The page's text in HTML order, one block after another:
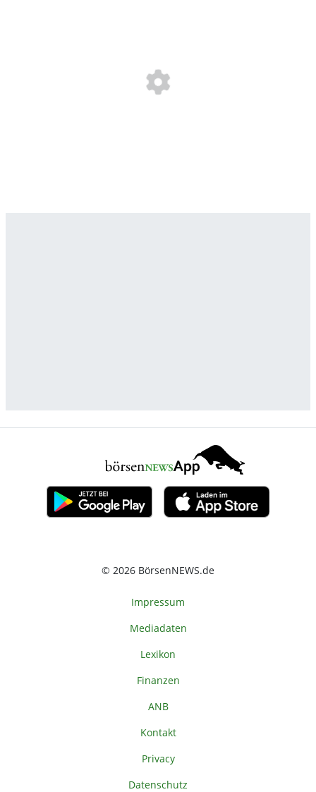
© 2026 BörsenNEWS.de
Impressum
Mediadaten
Lexikon
Finanzen
ANB
Kontakt
Privacy
Datenschutz